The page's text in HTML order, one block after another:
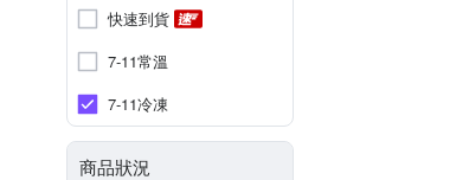
快速到貨
7-11常溫
7-11冷凍
商品狀況